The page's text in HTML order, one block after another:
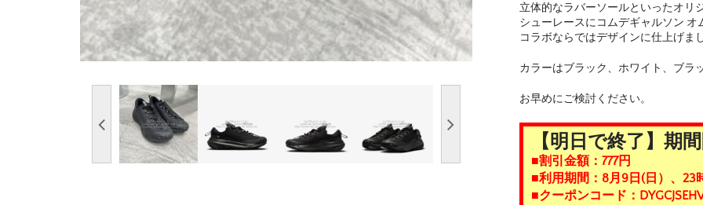
立体的なラバーソールといったオリ
シューレースにコムデギャルソン
コラボならではデザインに仕上げまし
カラーはブラック、ホワイト、ブラ
お早めにご検討ください。
【明日で終了】期
■割引金額：777円
■利用期間：8月9日(日）、23
■クーポンコード：